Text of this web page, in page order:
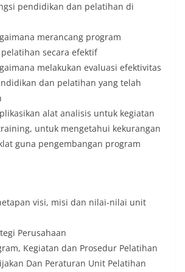
pendidikan dan pelatihan di
merancang program
secara efektif
melakukan evaluasi efektivitas
dan pelatihan yang telah
alat analisis untuk kegiatan
untuk mengetahui kekurangan
guna pengembangan program
visi, misi dan nilai-nilai unit
Perusahaan
Kegiatan dan Prosedur Pelatihan
Dan Peraturan Unit Pelatihan